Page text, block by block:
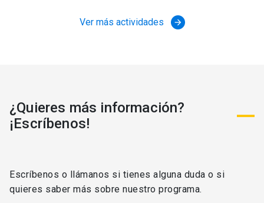
Ver más actividades arrow_forward
¿Quieres más información?
¡Escríbenos!
Escríbenos o llámanos si tienes alguna duda o si
quieres saber más sobre nuestro programa.